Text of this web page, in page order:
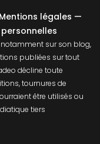
Mentions légales —
notamment sur son blog,
publiées sur tout
décline toute
tournures de
être utilisés ou
tiers